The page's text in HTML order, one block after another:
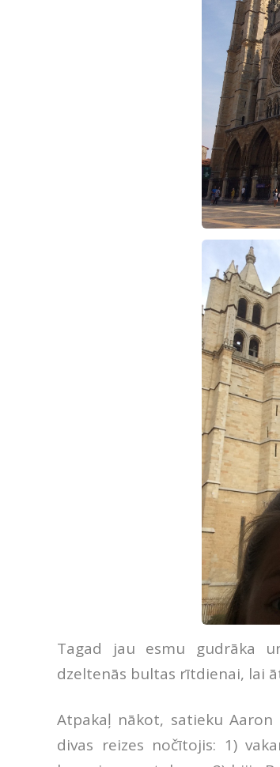
Tagad jau esmu gudrāka
dzeltenās bultas rītdienai, lai
Atpakaļ nākot, satieku Aaron
divas reizes nočītojis: 1)